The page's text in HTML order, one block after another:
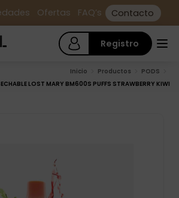
Ofertas FAQ’s Contacto
Registro
Inicio Productos
PODS
LOST MARY BM600S PUFFS STRAWBERRY KIWI